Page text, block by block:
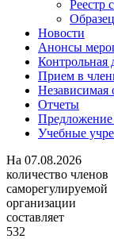
Реестр
Новости
Анонсы
Контрольная
Прием в
Независимая
Отчеты
Предложение
Учебные
На 07.08.2026
количество членов
саморегулируемой
организации
составляет
532